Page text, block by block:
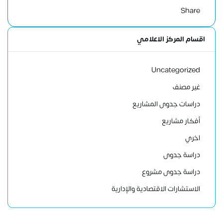
Share
اقسام المركز الاعلامي
Uncategorized
غير مصنف
دراسات جدوى المشاريع
أفكار مشاريع
اخري
دراسة جدوى
دراسة جدوى مشروع
الاستشارات الاقتصادية والإدارية